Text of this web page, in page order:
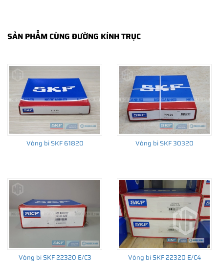
•Vòng bi SKF chính hãng, Những lưu ý cơ bản trước khi mua hàng
Xuất xứ vòng bi SKF chính hãng ở đâu?
•Chất lượng vòng bi SKF chính hãng
SẢN PHẨM CÙNG ĐƯỜNG KÍNH TRỤC
Vòng bi SKF 61820 Vòng bi SKF 30320
Vòng bi SKF 22320 E/C3 Vòng bi SKF 22320 E/C4